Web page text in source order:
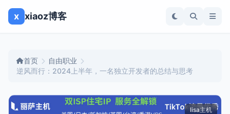
x xiaoz博客
首页
自由职业
逆风而行：2024上半年，一名独立开发者的总结与思考
lisa主机